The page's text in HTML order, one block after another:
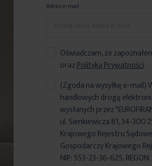
Adres e-mail
Oświadczam, że
orazPolityką Prywatności.
(Zgoda na wysyłkę e-
handlowych drogą
wysłanych przez
ul. Sienkiewicza 81, 34-
Krajowego Rejestru
Gospodarczy Krajowego
NIP: 553-23-36-625,